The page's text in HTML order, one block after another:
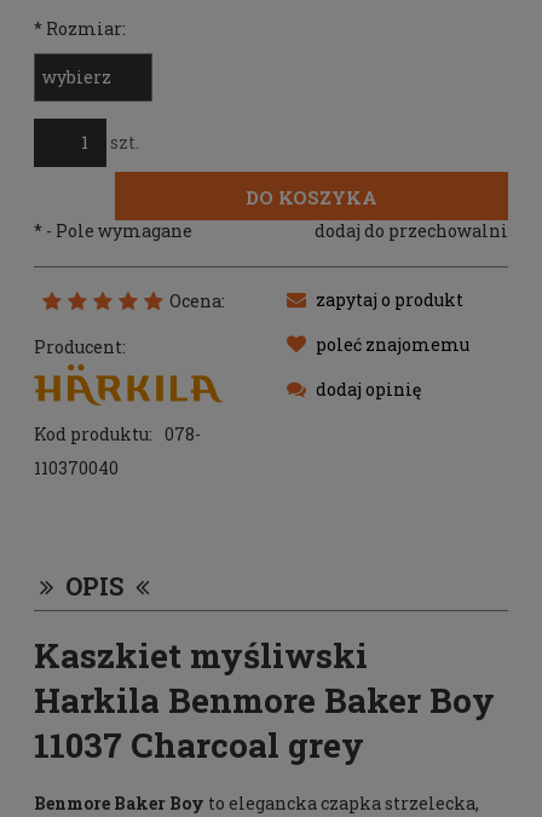
* Rozmiar:
szt.
DO KOSZYKA
dodaj do przechowalni
* - Pole wymagane
Ocena:
Producent:
Kod produktu: 078-
110370040
zapytaj o produkt
poleć znajomemu
dodaj opinię
OPIS
Kaszkiet myśliwski
Harkila Benmore Baker Boy
11037 Charcoal grey
Benmore Baker Boy to elegancka czapka strzelecka,